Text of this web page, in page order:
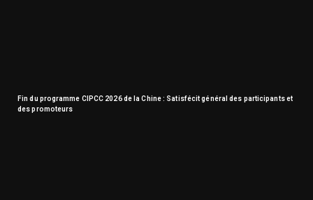
Fin du programme CIPCC 2026 de la Chine : Satisfécit général des participants et
des promoteurs